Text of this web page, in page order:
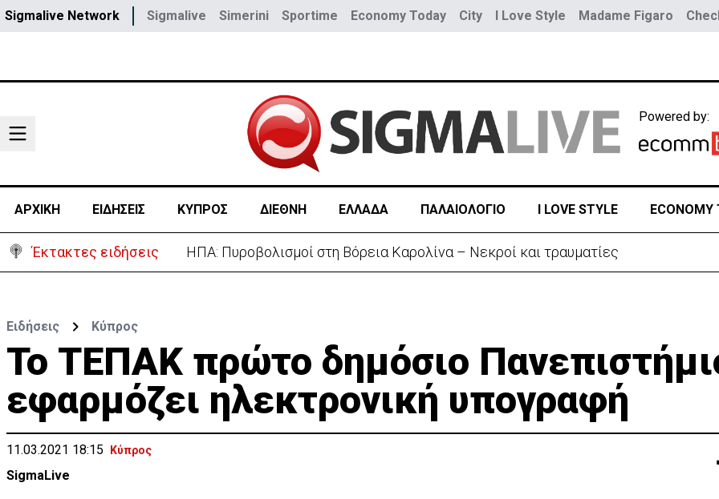
Sigmalive Network Sigmalive Simerini Sportime Economy Today City I Love Style Madame Figaro
Powered by:
ΑΡΧΙΚΗ ΕΙΔΗΣΕΙΣ ΚΥΠΡΟΣ ΔΙΕΘΝΗ ΕΛΛΑΔΑ ΠΑΛΑΙΟΛΟΓΙΟ I LOVE STYLE ECONOMY
Έκτακτες ειδήσεις Ανασχηματισμός: Περιορισμένες αλλαγές με… κρυφό κείμενο (ΒΙΝΤΕΟ)
Ειδήσεις Κύπρος
Το ΤΕΠΑΚ πρώτο δημόσιο
εφαρμόζει ηλεκτρονική υπογραφή
11.03.2021 18:15 Κύπρος
SigmaLive